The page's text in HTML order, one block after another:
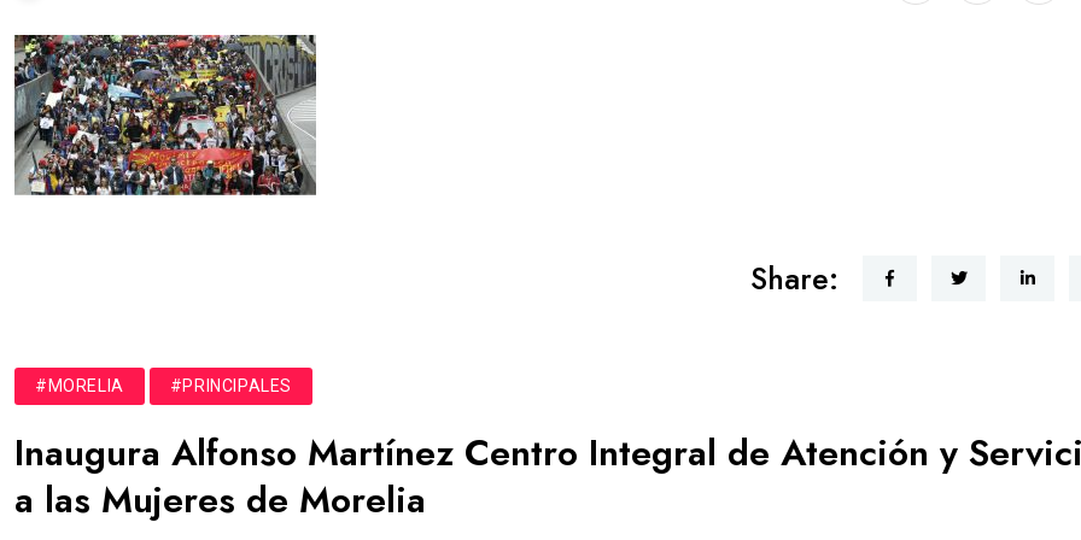
Share:
#MORELIA #PRINCIPALES
Inaugura Alfonso Martínez Centro Integral de Atención y
a las Mujeres de Morelia